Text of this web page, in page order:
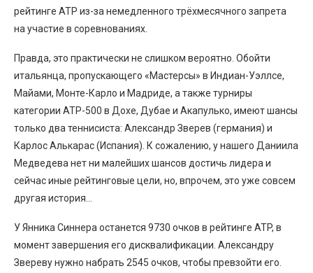
рейтинге ATP из-за немедленного трёхмесячного запрета
на участие в соревнованиях.
Правда, это практически не слишком вероятно. Обойти
итальянца, пропускающего «Мастерсы» в Индиан-Уэллсе,
Майами, Монте-Карло и Мадриде, а также турниры
категории ATP-500 в Дохе, Дубае и Акапулько, имеют шансы
только два теннисиста: Александр Зверев (германия) и
Карлос Алькарас (Испания). К сожалению, у нашего Даниила
Медведева нет ни малейших шансов достичь лидера и
сейчас иные рейтинговые цели, но, впрочем, это уже совсем
другая история…
У Янника Синнера останется 9730 очков в рейтинге ATP, в
момент завершения его дисквалификации. Александру
Звереву нужно набрать 2545 очков, чтобы превзойти его.